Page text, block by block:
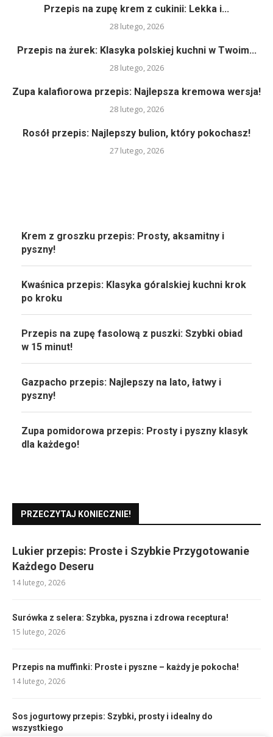
Przepis na zupę krem z cukinii: Lekka i...
28 lutego, 2026
Przepis na żurek: Klasyka polskiej kuchni w Twoim...
28 lutego, 2026
Zupa kalafiorowa przepis: Najlepsza kremowa wersja!
28 lutego, 2026
Rosół przepis: Najlepszy bulion, który pokochasz!
27 lutego, 2026
Krem z groszku przepis: Prosty, aksamitny i
pyszny!
Kwaśnica przepis: Klasyka góralskiej kuchni krok
po kroku
Przepis na zupę fasolową z puszki: Szybki obiad
w 15 minut!
Gazpacho przepis: Najlepszy na lato, łatwy i
pyszny!
Zupa pomidorowa przepis: Prosty i pyszny klasyk
dla każdego!
PRZECZYTAJ KONIECZNIE!
Lukier przepis: Proste i Szybkie Przygotowanie
Każdego Deseru
14 lutego, 2026
Surówka z selera: Szybka, pyszna i zdrowa receptura!
15 lutego, 2026
Przepis na muffinki: Proste i pyszne – każdy je pokocha!
14 lutego, 2026
Sos jogurtowy przepis: Szybki, prosty i idealny do
wszystkiego